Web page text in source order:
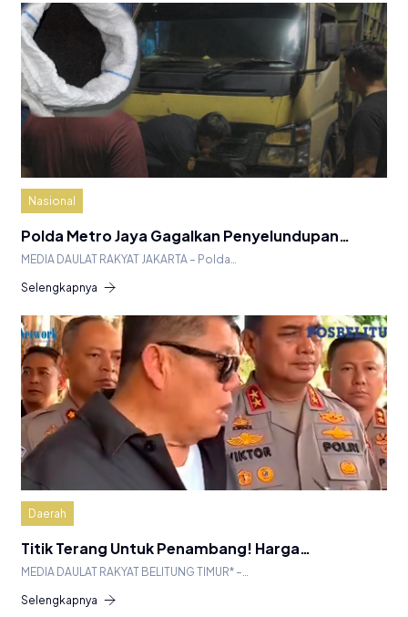
Nasional
Polda Metro Jaya Gagalkan Penyelundupan…
MEDIA DAULAT RAKYAT JAKARTA – Polda…
Selengkapnya
Daerah
Titik Terang Untuk Penambang! Harga…
MEDIA DAULAT RAKYAT BELITUNG TIMUR* –…
Selengkapnya